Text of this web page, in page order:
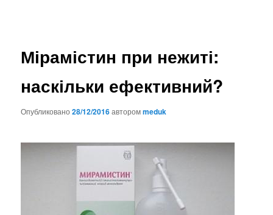
Мірамістин при нежиті:
наскільки ефективний?
Опубликовано28/12/2016авторомmeduk